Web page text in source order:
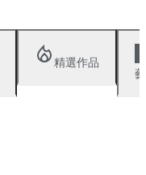
精選作品